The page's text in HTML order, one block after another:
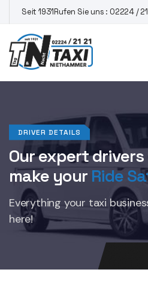
to
content
Seit 1931Rufen Sie uns : 02224 /
DRIVER DETAILS
Our expert drivers
make your Ride
Everything your taxi
here!